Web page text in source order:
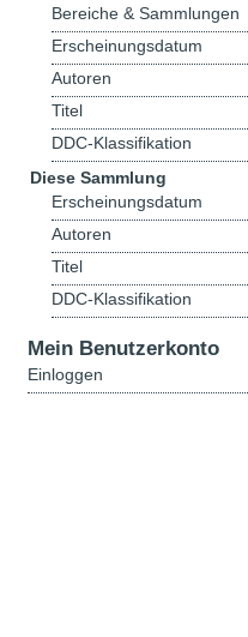
Bereiche & Sammlungen
Erscheinungsdatum
Autoren
Titel
DDC-Klassifikation
Diese Sammlung
Erscheinungsdatum
Autoren
Titel
DDC-Klassifikation
Mein Benutzerkonto
Einloggen